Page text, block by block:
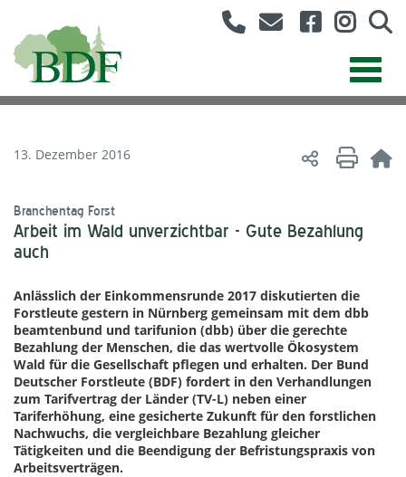
13. Dezember 2016
Branchentag Forst
Arbeit im Wald unverzichtbar - Gute Bezahlung
auch
Anlässlich der Einkommensrunde 2017 diskutierten die
Forstleute gestern in Nürnberg gemeinsam mit dem dbb
beamtenbund und tarifunion (dbb) über die gerechte
Bezahlung der Menschen, die das wertvolle Ökosystem
Wald für die Gesellschaft pflegen und erhalten. Der Bund
Deutscher Forstleute (BDF) fordert in den Verhandlungen
zum Tarifvertrag der Länder (TV-L) neben einer
Tariferhöhung, eine gesicherte Zukunft für den forstlichen
Nachwuchs, die vergleichbare Bezahlung gleicher
Tätigkeiten und die Beendigung der Befristungspraxis von
Arbeitsverträgen.